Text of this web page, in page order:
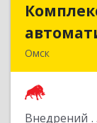
Омск
Внедрений